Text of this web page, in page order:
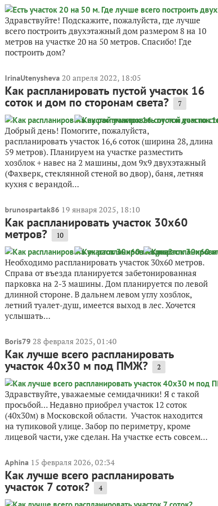
Здравствуйте! Подскажите, пожалуйста, где лучше
всего построить двухэтажный дом размером 8 на 10
метров на участке 20 на 50 метров. Спасибо! Где
построить дом?
IrinaUtenysheva 20 апреля 2022, 18:05
Как распланировать пустой участок 16
соток и дом по сторонам света? 7
Добрый день! Помогите, пожалуйста,
распланировать участок 16,6 соток (ширина 28, длина
59 метров). Планируем на участке разместить
хозблок + навес на 2 машины, дом 9х9 двухэтажный
(Фахверк, стеклянной стеной во двор), баня, летняя
кухня с верандой...
brunospartak86 19 января 2025, 18:10
Как распланировать участок 30х60
метров? 10
Необходимо распланировать участок 30х60 метров.
Справа от въезда планируется забетонированная
парковка на 2-3 машины. Дом планируется по левой
длинной стороне. В дальнем левом углу хозблок,
летний туалет-душ, имеется выход в лес. Хочется
услышать...
Boris79 28 февраля 2025, 01:40
Как лучше всего распланировать
участок 40х30 м под ПМЖ? 2
Здравствуйте, уважаемые семидачники! Я с такой
просьбой... Недавно приобрел участок 12 соток
(40х30м) в Московской области. Участок находится
на тупиковой улице. Забор по периметру, кроме
лицевой части, уже сделан. На участке есть совсем...
Aphina 15 февраля 2026, 02:34
Как лучше всего распланировать
участок 7 соток? 4